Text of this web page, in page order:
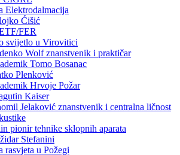
Elektrodalmacija
Ćišić
FER
svijetlo u Virovitici
Wolf znanstvenik i praktičar
Tomo Bosanac
Plenković
Hrvoje Požar
Kaiser
Jelaković znanstvenik i centralna ličnost
pionir tehnike sklopnih aparata
Stefanini
rasvjeta u Požegi